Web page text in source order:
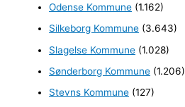
Odense Kommune (1.162)
Silkeborg Kommune (3.643)
Slagelse Kommune (1.028)
Sønderborg Kommune (1.206)
Stevns Kommune (127)